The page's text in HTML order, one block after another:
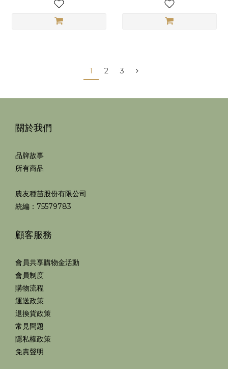
1 2 3
關於我們
品牌故事
所有商品
農友種苗股份有限公司
統編：75579783
顧客服務
會員共享購物金活動
會員制度
購物流程
運送政策
退換貨政策
常見問題
隱私權政策
免責聲明